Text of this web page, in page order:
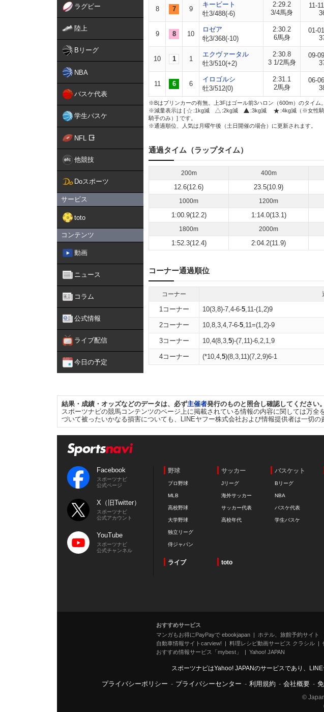
ラグビー
陸上
Bリーグ
NBA
バスケ代表
学生バスケ
NFL
他競技
Doスポーツ
サービス
toto
コンテンツ
動画
ニュース
コラム
公式情報
ライブ配信
今日の予定
8 7 9
キービート
牡3/488(-6)
2:29.2
3/4馬身
11-
9 8 10
ロゼア
牝3/368(-10)
2:30.2
6馬身
01-
10 1 1
エクヴァータル
牡3/510(+2)
2:30.8
3 1/2馬身
09-
11 6 6
イロゴルシ
牡3/512(0)
2:31.1
2馬身
06-
※Bはブリンカーの有無。上3Fはゴール前3ハロン（600m）のタイム
※減量表示は [
:1kg減 :2kg減 :3kg減 :4kg減（※女性
騎手のみ）] です。
※通過順位、人気は月曜午後（土日開催の場合）に更新されます。
通過タイム（ラップタイム）
200m 400m
12.6(12.6) 23.5(10.9)
1000m 1200m
1:00.9(12.2) 1:14.0(13.1)
1800m 2000m
1:52.3(12.4) 2:04.2(11.9)
コーナー通過順位
コーナー
1コーナー 10(3,8)-7,4-6-5,11-(1,2)9
2コーナー 10,8,3,4,7-6-5,11=(1,2)-9
3コーナー 10,4(8,3,5)-(7,11)-6,2,1,9
4コーナー (*10,4,5)(8,3,11)(7,2,9)6-1
結果・成績・オッズなどのデータは、必ず主催者発行のものと照合し確認してください。
スポーツナビの競馬コンテンツのページ上に掲載されている情報の内容に関しては万
づいて被ったいかなる損害についても、LINEヤフー株式会社および情報提供者は一切の
Facebook
スポーツナビ
公式ページ
X（旧Twitter）
スポーツナビ
公式アカウント
YouTube
スポーツナビ
公式チャンネル
野球
プロ野球
MLB
高校野球
大学野球
独立リーグ
侍ジャパン
サッカー
Jリーグ
海外サッカー
サッカー代表
高校年代
バスケット
Bリーグ
NBA
バスケ代表
学生バスケ
ライブ toto
おすすめサービス
マンガもお得にPayPayで ebookjapan
ホテル、旅館予約サイト
自動車情報サイトcarview!
料理レシピ動画サービス クラシル
おすすめ情報サービス「mybest」
Yahoo! JAPAN
スポーツナビはYahoo! JAPANのサービスであり、
プライバシーポリシー - プライバシーセンター - 利用規約 - 会社概要 -
©